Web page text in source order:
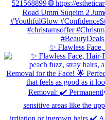
✨ Flawless